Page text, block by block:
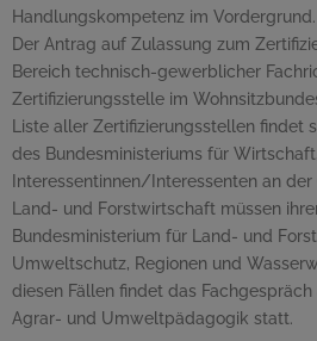
Handlungskompetenz im Vordergrund.
Der Antrag auf Zulassung zum
Bereich technisch-gewerblicher
Zertifizierungsstelle im
Liste aller Zertifizierungsstellen findet
des Bundesministeriums für
Interessentinnen/Interessenten an
Land- und Forstwirtschaft müssen
Bundesministerium für Land- und
Umweltschutz, Regionen und
diesen Fällen findet das
Agrar- und Umweltpädagogik statt.